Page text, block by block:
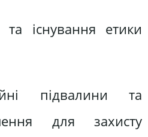
існування етики
підвалини та
для захисту